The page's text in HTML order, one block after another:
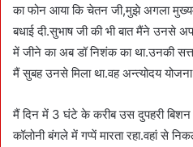
का फोन आया कि चेतन जी,मुझे अगला
बधाई दी.सुभाष जी की भी बात मैंने उनसे
में जीने का अब डॉ निशंक का था.उनकी
मैं सुबह उनसे मिला था.वह अन्त्योदय योजना
मैं दिन में 3 घंटे के करीब उस दुपहरी
कॉलोनी बंगले में गप्पें मारता रहा.वहां से